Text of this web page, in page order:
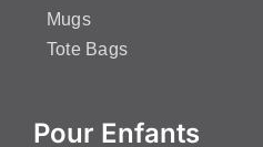
Mugs
Tote Bags
Pour Enfants